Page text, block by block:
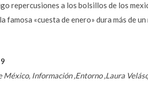
repercusiones a los bolsillos de los
famosa «cuesta de enero» dura más de
México, Información ,Entorno ,Laura